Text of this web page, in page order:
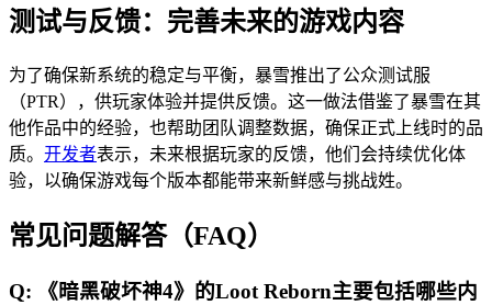
测试与反馈：完善未来的游戏内容
为了确保新系统的稳定与平衡，暴雪推出了公众测试服
（PTR），供玩家体验并提供反馈。这一做法借鉴了暴雪在其
他作品中的经验，也帮助团队调整数据，确保正式上线时的品
质。 开发者表示，未来根据玩家的反馈，他们会持续优化体
验，以确保游戏每个版本都能带来新鲜感与挑战姓。
常见问题解答（FAQ）
Q: 《暗黑破坏神4》的Loot Reborn主要包括哪些内